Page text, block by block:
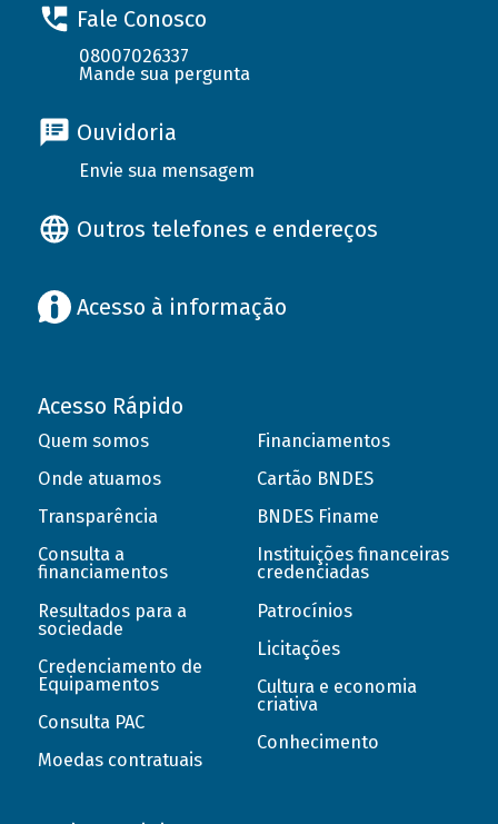
Fale Conosco
08007026337
Mande sua pergunta
Ouvidoria
Envie sua mensagem
Outros telefones e endereços
Acesso à informação
Acesso Rápido
Quem somos
Onde atuamos
Transparência
Consulta a
financiamentos
Resultados para a
sociedade
Credenciamento de
Equipamentos
Consulta PAC
Moedas contratuais
Financiamentos
Cartão BNDES
BNDES Finame
Instituições financeiras
credenciadas
Patrocínios
Licitações
Cultura e economia
criativa
Conhecimento